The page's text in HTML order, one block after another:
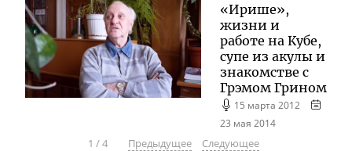
«Ирише»,
жизни и
работе на Кубе,
супе из акулы и
знакомстве с
Грэмом Грином
15 марта 2012
23 мая 2014
1 /4 Предыдущее
Следующее